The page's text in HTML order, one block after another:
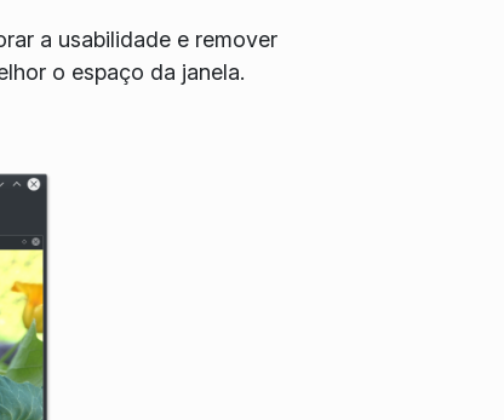
a usabilidade e remover
o espaço da janela.